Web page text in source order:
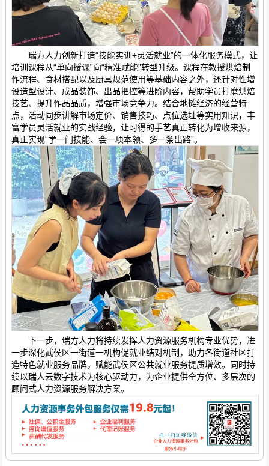
瑞方人力创新打造“技能实训+灵活就业”的一体化服务模式，让
培训课程从“单向授课”向“精准赋能”转型升级。课程在教授烘焙制
作流程、食材搭配以及厨具规范使用等基础内容之外，还针对性增
设造型设计、成品装饰、出品把控等进阶内容，帮助学员打磨烘焙
技艺、提升作品品质，增强市场竞争力。结合地摊经济的经营特
点，活动同步讲解市场定价、销售技巧、点位选址等实用知识，丰
富学员灵活就业的实战经验，让习得的手艺真正转化为增收来源，
真正实现“学一门技能、会一项本领、多一条出路”。
下一步，瑞方人力将持续发挥人力资源服务机构专业优势，进
一步深化武侯区一街道一机构促就业结对机制，助力各街道社区打
造特色就业服务品牌，赋能武侯区公共就业服务提质增效。同时持
续以瑞人云数字技术为核心驱动力，为企业提供全方位、多层次的
顾问式人力资源服务解决方案。